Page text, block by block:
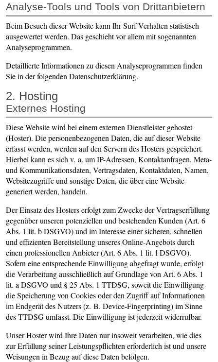
Analyse-Tools und Tools von Dritt­anbietern
Beim Besuch dieser Website kann Ihr Surf-Verhalten statistisch
ausgewertet werden. Das geschieht vor allem mit sogenannten
Analyseprogrammen.
Detaillierte Informationen zu diesen Analyseprogrammen finden
Sie in der folgenden Datenschutzerklärung.
2. Hosting
Externes Hosting
Diese Website wird bei einem externen Dienstleister gehostet
(Hoster). Die personenbezogenen Daten, die auf dieser Website
erfasst werden, werden auf den Servern des Hosters gespeichert.
Hierbei kann es sich v. a. um IP-Adressen, Kontaktanfragen, Meta-
und Kommunikationsdaten, Vertragsdaten, Kontaktdaten, Namen,
Websitezugriffe und sonstige Daten, die über eine Website
generiert werden, handeln.
Der Einsatz des Hosters erfolgt zum Zwecke der Vertragserfüllung
gegenüber unseren potenziellen und bestehenden Kunden (Art. 6
Abs. 1 lit. b DSGVO) und im Interesse einer sicheren, schnellen
und effizienten Bereitstellung unseres Online-Angebots durch
einen professionellen Anbieter (Art. 6 Abs. 1 lit. f DSGVO).
Sofern eine entsprechende Einwilligung abgefragt wurde, erfolgt
die Verarbeitung ausschließlich auf Grundlage von Art. 6 Abs. 1
lit. a DSGVO und § 25 Abs. 1 TTDSG, soweit die Einwilligung
die Speicherung von Cookies oder den Zugriff auf Informationen
im Endgerät des Nutzers (z. B. Device-Fingerprinting) im Sinne
des TTDSG umfasst. Die Einwilligung ist jederzeit widerrufbar.
Unser Hoster wird Ihre Daten nur insoweit verarbeiten, wie dies
zur Erfüllung seiner Leistungspflichten erforderlich ist und unsere
Weisungen in Bezug auf diese Daten befolgen.